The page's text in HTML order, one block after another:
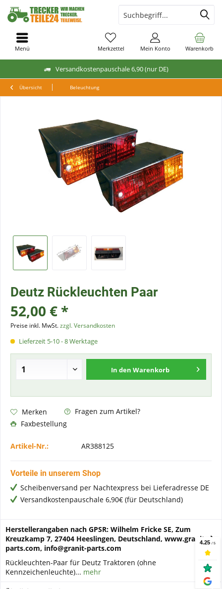
Versandkostenpauschale 6,90 (nur DE)
Warenkorb
Merkzettel Mein Konto
Menü
Übersicht Beleuchtung
Deutz Rückleuchten Paar
52,00 € *
Preise inkl. MwSt.zzgl. Versandkosten
Lieferzeit 5-10 - 8 Werktage
In den Warenkorb
Merken
Fragen zum Artikel?
Faxbestellung
Artikel-Nr.: AR388125
Vorteile in unserem Shop
Scheibenversand per Nachtexpress bei Lieferadresse DE
Versandkostenpauschale 6,90€ (für Deutschland)
Herstellerangaben nach GPSR: Wilhelm Fricke SE, Zum
Kreuzkamp 7, 27404 Heeslingen, Deutschland, www.granit-
parts.com, info@granit-parts.com
Rückleuchten-Paar für Deutz Traktoren (ohne
Kennzeichenleuchte)... mehr